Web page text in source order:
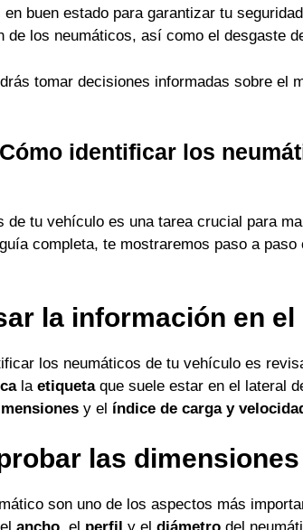
buen estado para garantizar tu
de los neumáticos, así como el desgaste
tomar decisiones informadas sobre el
identificar los
de tu vehículo es una tarea crucial para
completa, te mostraremos paso a
la información en
los neumáticos de tu vehículo es
la etiquetaque suele estar en el lateral
y el índice de carga y
las
son uno de los aspectos más